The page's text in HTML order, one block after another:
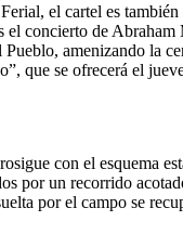
el cartel es
concierto de
amenizando la
que se ofrecerá el
con el esquema
por un recorrido
por el campo se